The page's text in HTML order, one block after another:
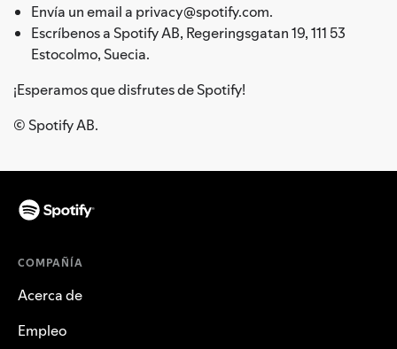
Envía un email a privacy@spotify.com.
Escríbenos a Spotify AB, Regeringsgatan 19, 111 53
Estocolmo, Suecia.
¡Esperamos que disfrutes de Spotify!
© Spotify AB.
COMPAÑÍA
Acerca de
Empleo